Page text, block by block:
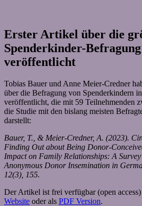
Erster Artikel über die
Spenderkinder-
veröffentlicht
Tobias Bauer und Anne Meier-Credner
über die Befragung von Spenderkindern
veröffentlicht, die mit 59 Teilnehmenden
die Studie mit den bislang meisten
darstellt:
Bauer, T., & Meier-Credner, A. (2023).
Finding Out about Being Donor-
Impact on Family Relationships: A
Anonymous Donor Insemination in
12(3), 155.
Der Artikel ist frei verfügbar (open
Website oder als PDF Version.